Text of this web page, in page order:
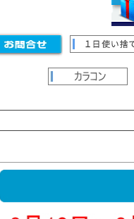
価格が高い順 優先度順